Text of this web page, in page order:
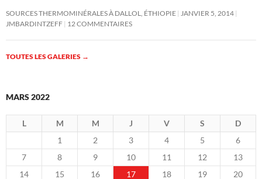
SOURCES THERMOMINÉRALES À DALLOL, ÉTHIOPIE JANVIER 5, 2014
JMBARDINTZEFF 12 COMMENTAIRES
TOUTES LES GALERIES →
MARS 2022
L M M J V S
D
1
2 3 4 5
6
7
8 9 10 11 12
13
14
15 16 17 18 19 20